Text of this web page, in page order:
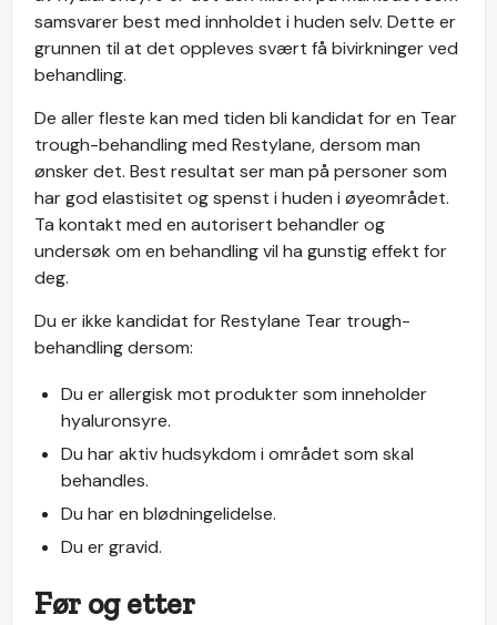
samsvarer best med innholdet i huden selv. Dette er
grunnen til at det oppleves svært få bivirkninger ved
behandling.
De aller fleste kan med tiden bli kandidat for en Tear
trough-behandling med Restylane, dersom man
ønsker det. Best resultat ser man på personer som
har god elastisitet og spenst i huden i øyeområdet.
Ta kontakt med en autorisert behandler og
undersøk om en behandling vil ha gunstig effekt for
deg.
Du er ikke kandidat for Restylane Tear trough-
behandling dersom:
Du er allergisk mot produkter som inneholder
hyaluronsyre.
Du har aktiv hudsykdom i området som skal
behandles.
Du har en blødningelidelse.
Du er gravid.
Før og etter